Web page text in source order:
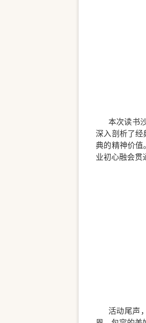
本次读书
深入剖析了经
典的精神价值
业初心融会贯
活动尾声